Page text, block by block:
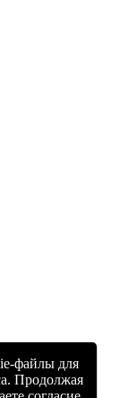
файлы для
Продолжая